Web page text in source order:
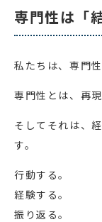
専門性は「
私たちは、専門
専門性とは、再
そしてそれは、
す。
行動する。
経験する。
振り返る。